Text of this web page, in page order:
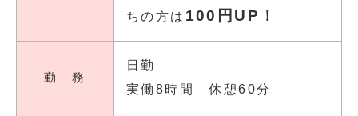
ちの方は 100円UP！
勤 務
日勤
実働8時間 休憩60分